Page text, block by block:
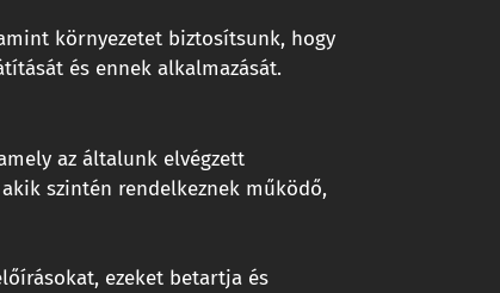
környezetet biztosítsunk, hogy
és ennek alkalmazását.
az általunk elvégzett
szintén rendelkeznek működő,
ezeket betartja és